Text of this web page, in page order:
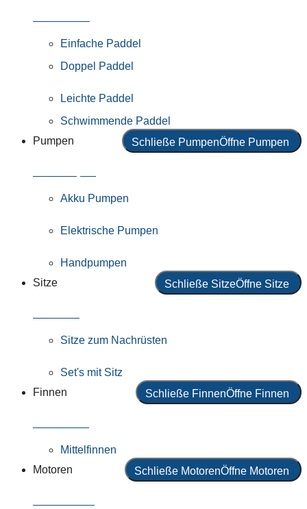
Einfache Paddel
Doppel Paddel
Leichte Paddel
Schwimmende Paddel
Pumpen
Schließe PumpenÖffne Pumpen
Akku Pumpen
Elektrische Pumpen
Handpumpen
Sitze
Schließe SitzeÖffne Sitze
Sitze zum Nachrüsten
Set's mit Sitz
Finnen
Schließe FinnenÖffne Finnen
Mittelfinnen
Motoren
Schließe MotorenÖffne Motoren